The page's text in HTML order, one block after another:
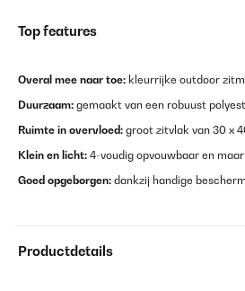
Top features
Overal mee naar toe: kleurrijke outdoor
Duurzaam: gemaakt van een robuust
Ruimte in overvloed: groot zitvlak van 30 x
Klein en licht: 4-voudig opvouwbaar en
Goed opgeborgen: dankzij handige
Productdetails